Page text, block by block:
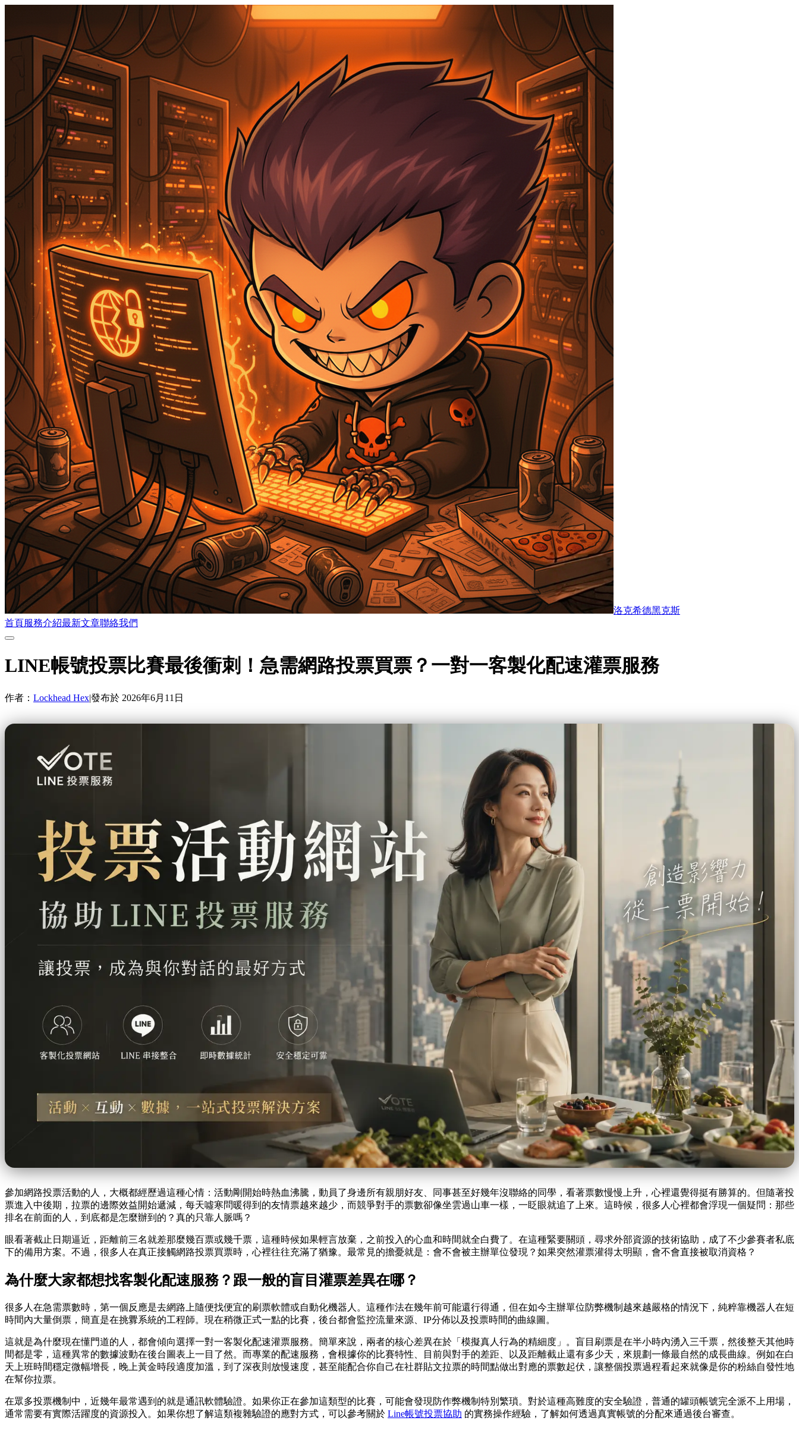
洛克希德黑克斯
首頁服務介紹最新文章聯絡我們
LINE帳號投票比賽最後衝刺！急需網路投票買票？一對一客製化配速灌票服務
作者： Lockhead Hex|發布於 2026年6月11日
參加網路投票活動的人，大概都經歷過這種心情：活動剛開始時熱血沸騰，動員了身邊所有親朋好友、同事甚至好幾年沒聯絡的同學，看著票數慢慢上升，心裡還覺得挺有勝算的。但隨著投
票進入中後期，拉票的邊際效益開始遞減，每天噓寒問暖得到的友情票越來越少，而競爭對手的票數卻像坐雲過山車一樣，一眨眼就追了上來。這時候，很多人心裡都會浮現一個疑問：那些
排名在前面的人，到底都是怎麼辦到的？真的只靠人脈嗎？
眼看著截止日期逼近，距離前三名就差那麼幾百票或幾千票，這種時候如果輕言放棄，之前投入的心血和時間就全白費了。在這種緊要關頭，尋求外部資源的技術協助，成了不少參賽者私底
下的備用方案。不過，很多人在真正接觸網路投票買票時，心裡往往充滿了猶豫。最常見的擔憂就是：會不會被主辦單位發現？如果突然灌票灌得太明顯，會不會直接被取消資格？
為什麼大家都想找客製化配速服務？跟一般的盲目灌票差異在哪？
很多人在急需票數時，第一個反應是去網路上隨便找便宜的刷票軟體或自動化機器人。這種作法在幾年前可能還行得通，但在如今主辦單位防弊機制越來越嚴格的情況下，純粹靠機器人在短
時間內大量倒票，簡直是在挑釁系統的工程師。現在稍微正式一點的比賽，後台都會監控流量來源、IP分佈以及投票時間的曲線圖。
這就是為什麼現在懂門道的人，都會傾向選擇一對一客製化配速灌票服務。簡單來說，兩者的核心差異在於「模擬真人行為的精細度」。盲目刷票是在半小時內湧入三千票，然後整天其他時
間都是零，這種異常的數據波動在後台圖表上一目了然。而專業的配速服務，會根據你的比賽特性、目前與對手的差距、以及距離截止還有多少天，來規劃一條最自然的成長曲線。例如在白
天上班時間穩定微幅增長，晚上黃金時段適度加溫，到了深夜則放慢速度，甚至能配合你自己在社群貼文拉票的時間點做出對應的票數起伏，讓整個投票過程看起來就像是你的粉絲自發性地
在幫你拉票。
在眾多投票機制中，近幾年最常遇到的就是通訊軟體驗證。如果你正在參加這類型的比賽，可能會發現防作弊機制特別繁瑣。對於這種高難度的安全驗證，普通的罐頭帳號完全派不上用場，
通常需要有實際活躍度的資源投入。如果你想了解這類複雜驗證的應對方式，可以參考關於 Line帳號投票協助 的實務操作經驗，了解如何透過真實帳號的分配來通過後台審查。